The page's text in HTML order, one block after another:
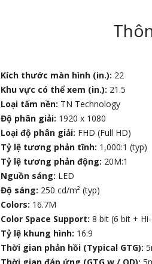
Kích thước màn hình (in.): 22
Khu vực có thể xem (in.): 21.5
Loại tấm nền: TN Technology
Độ phân giải: 1920 x 1080
Loại độ phân giải: FHD (Full HD)
Tỷ lệ tương phản tĩnh: 1,000:1 (typ)
Tỷ lệ tương phản động: 20M:1
Nguồn sáng: LED
Độ sáng: 250 cd/m² (typ)
Colors: 16.7M
Color Space Support: 8 bit (6 bit + Hi-
Tỷ lệ khung hình: 16:9
Thời gian phản hồi (Typical GTG):